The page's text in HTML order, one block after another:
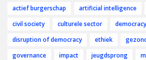
actief burgerschap artificial intelligence
civil society
culturele sector
democracy
disruption of democracy
ethiek
governance
impact jeugdsprong